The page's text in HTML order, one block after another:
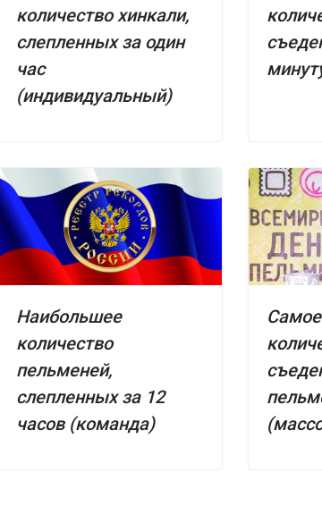
количество хинкали,
слепленных за один
час
(индивидуальный)
Наибольшее
количество
пельменей,
слепленных за 12
часов (команда)